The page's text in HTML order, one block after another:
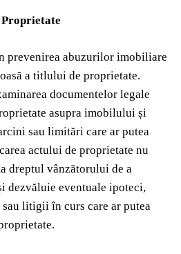
prevenirea abuzurilor imobiliare
a titlului de proprietate.
documentelor legale
asupra imobilului și
sau limitări care ar putea
actului de proprietate nu
dreptul vânzătorului de a
dezvăluie eventuale ipoteci,
litigii în curs care ar putea